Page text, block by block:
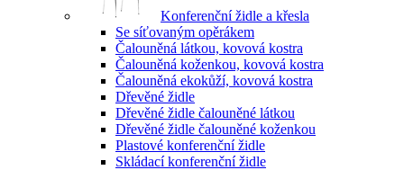
Konferenční židle a křesla
Se síťovaným opěrákem
Čalouněná látkou, kovová kostra
Čalouněná koženkou, kovová kostra
Čalouněná ekokůží, kovová kostra
Dřevěné židle
Dřevěné židle čalouněné látkou
Dřevěné židle čalouněné koženkou
Plastové konferenční židle
Skládací konferenční židle